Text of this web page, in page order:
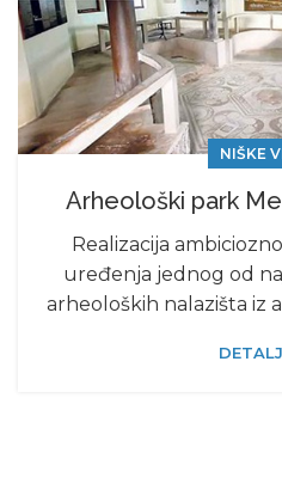
NIŠKE
Arheološki park
Realizacija
uređenja jednog od
arheoloških nalazišta iz